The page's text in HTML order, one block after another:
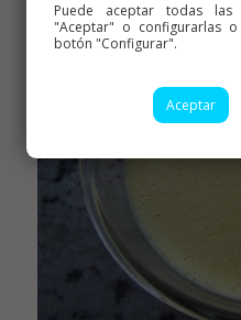
Puede aceptar todas
"Aceptar" o configurarlas
botón "Configurar".
Aceptar